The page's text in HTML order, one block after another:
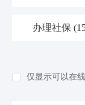
办理社保
仅显示可以在